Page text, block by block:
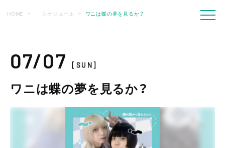
HOME スケジュール ワニは蝶の夢を見るか？
07/07[SUN]
ワニは蝶の夢を見るか？